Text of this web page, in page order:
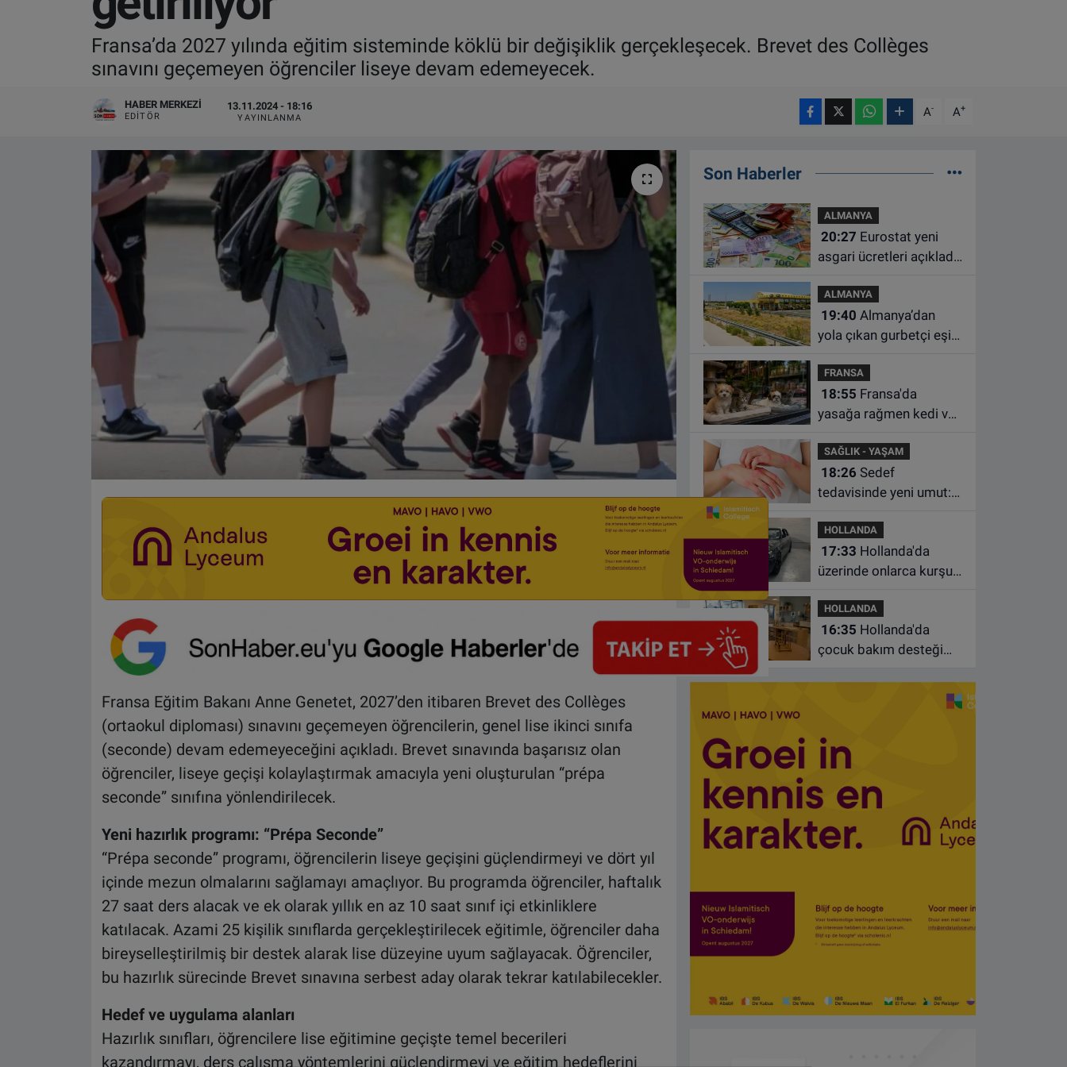
Fransa’da 2027 yılında eğitim sisteminde köklü bir değişiklik gerçekleşecek. Brevet des Collèges
sınavını geçemeyen öğrenciler liseye devam edemeyecek.
HABER MERKEZI
EDITÖR
13.11.2024 - 18:16
YAYINLANMA A- A+
Fransa Eğitim Bakanı Anne Genetet, 2027’den itibaren Brevet des Collèges
(ortaokul diploması) sınavını geçemeyen öğrencilerin, genel lise ikinci sınıfa
(seconde) devam edemeyeceğini açıkladı. Brevet sınavında başarısız olan
öğrenciler, liseye geçişi kolaylaştırmak amacıyla yeni oluşturulan “prépa
seconde” sınıfına yönlendirilecek.
Yeni hazırlık programı: “Prépa Seconde”
“Prépa seconde” programı, öğrencilerin liseye geçişini güçlendirmeyi ve dört yıl
içinde mezun olmalarını sağlamayı amaçlıyor. Bu programda öğrenciler, haftalık
27 saat ders alacak ve ek olarak yıllık en az 10 saat sınıf içi etkinliklere
katılacak. Azami 25 kişilik sınıflarda gerçekleştirilecek eğitimle, öğrenciler daha
bireyselleştirilmiş bir destek alarak lise düzeyine uyum sağlayacak. Öğrenciler,
bu hazırlık sürecinde Brevet sınavına serbest aday olarak tekrar katılabilecekler.
Hedef ve uygulama alanları
Hazırlık sınıfları, öğrencilere lise eğitimine geçişte temel becerileri
kazandırmayı, ders çalışma yöntemlerini güçlendirmeyi ve eğitim hedeflerini
Son Haberler
ALMANYA
20:27
asgari ücretleri açıkladı:
sıraya yükseldi
ALMANYA
19:40
yola çıkan gurbetçi eşini
istasyonunda unuttu
FRANSA
18:55
yasağa rağmen kedi ve
shoplara hayvan başına
1.500 euro ceza
SAĞLIK - YAŞAM
18:26
tedavisinde yeni umut:
iyileşmediği bulundu
HOLLANDA
17:33
üzerinde onlarca kurşun
euroya satışa çıktı
HOLLANDA
16:35
çocuk bakım desteği
hâlâ ek ödeme yapıyor
VIDEO GALERİ
ALGEMENE VOORWAARDEN
CONTACT
Çerez Politikası